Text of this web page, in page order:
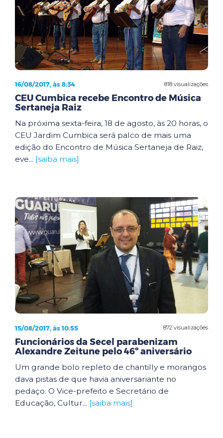
818 visualizações
16/08/2017, às 8:34
CEU Cumbica recebe Encontro de Música
Sertaneja Raiz
Na próxima sexta-feira, 18 de agosto, às 20 horas, o
CEU Jardim Cumbica será palco de mais uma
edição do Encontro de Música Sertaneja de Raiz,
eve... [saiba mais]
872 visualizações
15/08/2017, às 10:55
Funcionários da Secel parabenizam
Alexandre Zeitune pelo 46º aniversário
Um grande bolo repleto de chantilly e morangos
dava pistas de que havia aniversariante no
pedaço. O Vice-prefeito e Secretário de
Educação, Cultur... [saiba mais]